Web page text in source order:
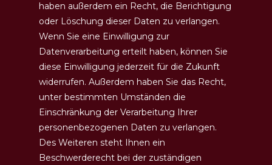
haben außerdem ein Recht, die Berichtigung
oder Löschung dieser Daten zu verlangen.
Wenn Sie eine Einwilligung zur
Datenverarbeitung erteilt haben, können Sie
diese Einwilligung jederzeit für die Zukunft
widerrufen. Außerdem haben Sie das Recht,
unter bestimmten Umständen die
Einschränkung der Verarbeitung Ihrer
personenbezogenen Daten zu verlangen.
Des Weiteren steht Ihnen ein
Beschwerderecht bei der zuständigen